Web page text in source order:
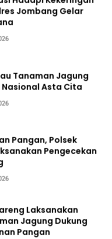
Jombang Gelar
Tanaman Jagung
Asta Cita
Pangan, Polsek
Pengecekan
Laksanakan
Jagung Dukung
Pangan